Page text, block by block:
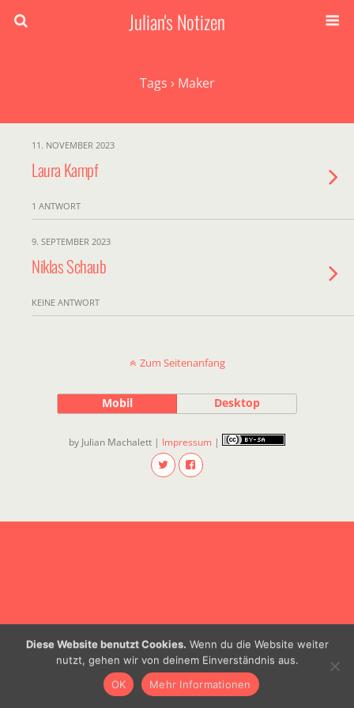
Julian's Notizen
Tags › Maker
11. NOVEMBER 2023
Laura Kampf
1 ANTWORT
9. SEPTEMBER 2023
Niklas Schaub
KEINE ANTWORT
Zum Seitenanfang
Mobil Desktop
by Julian Machalett | Impressum |
Diese Website benutzt Cookies. Wenn du die Website weiter
nutzt, gehen wir von deinem Einverständnis aus.
OK
Mehr Informationen